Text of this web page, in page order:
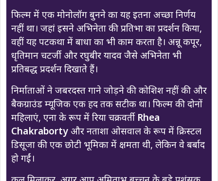
फिल्म में एक मोनोलॉग बुनने का यह इतना अच्छा निर्णय
नहीं था। जहां इसने अभिनेता की प्रतिभा का प्रदर्शन किया,
वहीं यह पटकथा में बाधा का भी काम करता है। अन्नू कपूर,
धृतिमान चटर्जी और रघुबीर यादव जैसे अभिनेता भी
प्रतिबद्ध प्रदर्शन दिखाते हैं।
निर्माताओं ने जबरदस्त गाने जोड़ने की कोशिश नहीं की और
बैकग्राउंड म्यूजिक एक हद तक सटीक था। फिल्म की दोनों
महिलाएं, एना के रूप में रिया चक्रवर्ती Rhea
Chakraborty और नताशा ओसवाल के रूप में क्रिस्टल
डिसूजा की एक छोटी भूमिका में क्षमता थी, लेकिन वे बर्बाद
हो गईं।